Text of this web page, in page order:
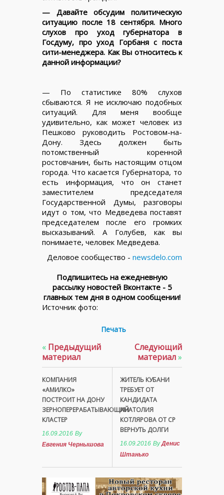
— Давайте обсудим политическую
ситуацию после 18 сентября. Много
слухов про уход губернатора в
Госдуму, про уход Горбаня с поста
сити-менеджера. Как Вы относитесь к
данной информации?
— По статистике 80% слухов
сбываются. Я не исключаю подобных
ситуаций. Для меня вообще
удивительно, как может человек из
Пешково руководить Ростовом-на-
Дону. Здесь должен быть
потомственный коренной
ростовчанин, быть настоящим отцом
города. Что касается Губернатора, то
есть информация, что он станет
заместителем председателя
Государственной Думы, разговоры
идут о том, что Медведева поставят
председателем после его громких
высказываний. А Голубев, как вы
понимаете, человек Медведева.
Деловое сообщество - newsdelo.com
Подпишитесь на ежедневную
рассылку новостей Вконтакте - 5
главных тем дня в одном сообщении!
Источник фото:
Печать
« Предыдущий
материал
КОМПАНИЯ
«АМИЛКО»
ПОСТРОИТ НА ДОНУ
ЗЕРНОПЕРЕРАБАТЫВАЮЩИЙ
КЛАСТЕР
16.09.2016 By
Евгения Чернышова
Следующий
материал»
ЖИТЕЛЬ КУБАНИ
ТРЕБУЕТ ОТ
КАНДИДАТА
АНАТОЛИЯ
КОТЛЯРОВА ОТ СР
ВЕРНУТЬ ДОЛГИ
16.09.2016 ByДенис
Штанько